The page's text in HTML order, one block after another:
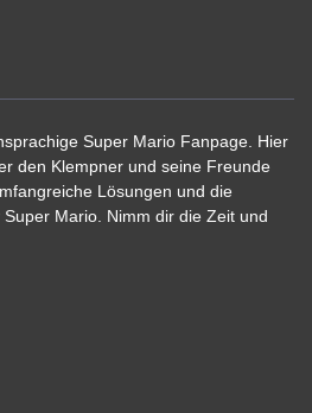
Super Mario Fanpage. Hier
den Klempner und seine Freunde
Lösungen und die
Mario. Nimm dir die Zeit und